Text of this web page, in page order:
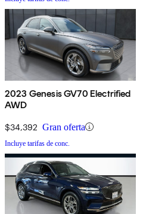
2023 Genesis GV70 Electrified
AWD
$34,392 Gran oferta
Incluye tarifas de conc.